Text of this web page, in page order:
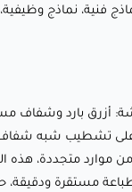
فنية، نماذج
أزرق بارد وشفاف
تشطيب شبه شفاف
موارد متجددة،
مستقرة ودقيقة،